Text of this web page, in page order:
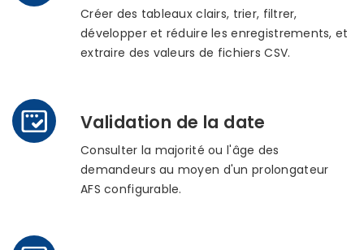
Créer des tableaux clairs, trier, filtrer,
développer et réduire les enregistrements, et
extraire des valeurs de fichiers CSV.
Validation de la date
Consulter la majorité ou l'âge des
demandeurs au moyen d'un prolongateur
AFS configurable.